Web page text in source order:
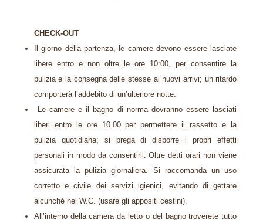
CHECK-OUT
Il giorno della partenza, le camere devono essere lasciate
libere entro e non oltre le ore 10:00, per consentire la
pulizia e la consegna delle stesse ai nuovi arrivi; un ritardo
comporterà l’addebito di un’ulteriore notte.
Le camere e il bagno di norma dovranno essere lasciati
liberi entro le ore 10.00 per permettere il rassetto e la
pulizia quotidiana; si prega di disporre i propri effetti
personali in modo da consentirli. Oltre detti orari non viene
assicurata la pulizia giornaliera. Si raccomanda un uso
corretto e civile dei servizi igienici, evitando di gettare
alcunché nel W.C. (usare gli appositi cestini).
All’interno della camera da letto o del bagno troverete tutto